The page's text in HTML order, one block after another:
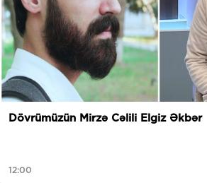
Dövrümüzün Mirzə Cəlili Elgiz Əkbər
12:00